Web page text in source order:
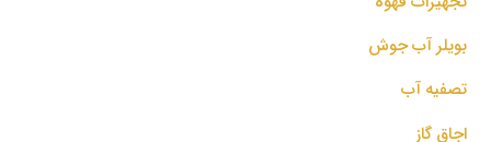
بویلر آب جوش
تصفیه آب
اجاق گاز